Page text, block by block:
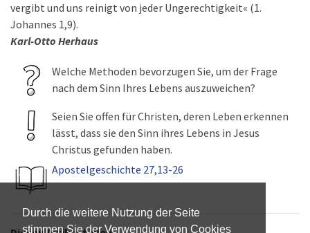
Durch die weitere Nutzung der Seite
stimmen Sie der Verwendung von Cookies
vergibt und uns reinigt von jeder Ungerechtigkeit« (1.
Johannes 1,9).
Karl-Otto Herhaus
Welche Methoden bevorzugen Sie, um der Frage
nach dem Sinn Ihres Lebens auszuweichen?
Seien Sie offen für Christen, deren Leben erkennen
lässt, dass sie den Sinn ihres Lebens in Jesus
Christus gefunden haben.
Apostelgeschichte 27,13-26